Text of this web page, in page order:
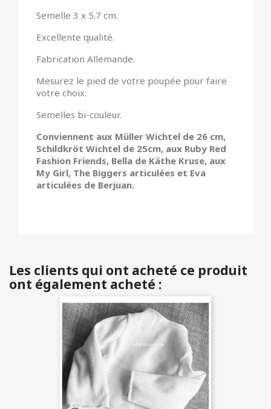
Semelle 3 x 5.7 cm.
Excellente qualité.
Fabrication Allemande.
Mesurez le pied de votre poupée pour faire
votre choix.
Semelles bi-couleur.
Conviennent aux Müller Wichtel de 26 cm,
Schildkröt Wichtel de 25cm, aux Ruby Red
Fashion Friends, Bella de Käthe Kruse, aux
My Girl, The Biggers articulées et Eva
articulées de Berjuan.
Les clients qui ont acheté ce produit
ont également acheté :